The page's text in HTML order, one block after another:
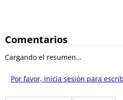
Comentarios
Cargando el resumen…
Por favor, inicia sesión para